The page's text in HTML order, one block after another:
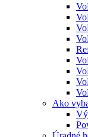
Ako